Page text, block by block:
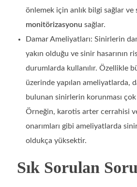
önlemek için anlık bilgi sağlar ve
monitörizasyonu sağlar.
Damar Ameliyatları: Sinirlerin
yakın olduğu ve sinir hasarının
durumlarda kullanılır. Özellikle
üzerinde yapılan ameliyatlarda,
bulunan sinirlerin korunması
Örneğin, karotis arter cerrahisi
onarımları gibi ameliyatlarda
oldukça yüksektir.
Sık Sorulan